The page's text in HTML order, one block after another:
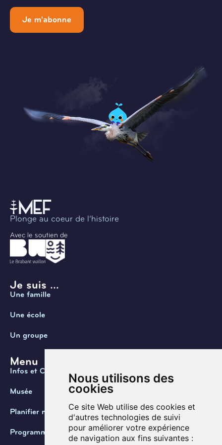
Nous utilisons des
cookies
Ce site Web utilise des cookies et
d'autres technologies de suivi
pour améliorer votre expérience
de navigation aux fins suivantes :
Je m'abonne
Plonge au coeur de l’histoire
Avec le soutien de
Je suis ...
Une famille
Une école
Un groupe
Menu
Infos et Contact
Musée
Planifier ma visite
Programmation